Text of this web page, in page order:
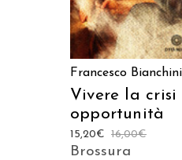
Francesco Bianchini
Vivere la crisi
opportunità
16,00€
15,20€
Brossura